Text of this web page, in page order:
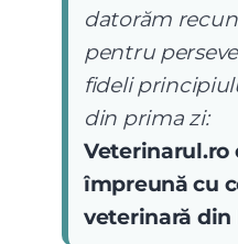
datorăm
pentru
fideli
din prima zi:
Veterinarul.ro
împreună cu
veterinară din